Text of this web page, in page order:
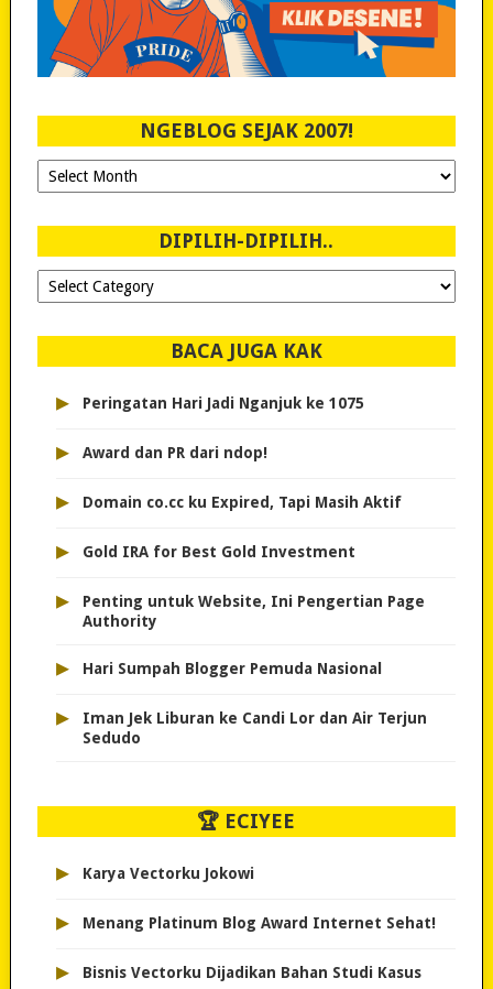
NGEBLOG SEJAK 2007!
Ngeblog
Sejak
DIPILIH-DIPILIH..
Dipilih-
dipilih..
BACA JUGA KAK
▸ Peringatan Hari Jadi Nganjuk ke 1075
▸ Award dan PR dari ndop!
▸ Domain co.cc ku Expired, Tapi Masih Aktif
▸ Gold IRA for Best Gold Investment
▸
Penting untuk Website, Ini Pengertian Page
Authority
▸ Hari Sumpah Blogger Pemuda Nasional
▸
Iman Jek Liburan ke Candi Lor dan Air Terjun
Sedudo
🏆 ECIYEE
▸ Karya Vectorku Jokowi
▸ Menang Platinum Blog Award Internet Sehat!
▸ Bisnis Vectorku Dijadikan Bahan Studi Kasus